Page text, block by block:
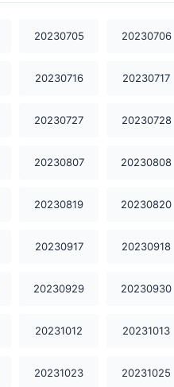
20230705 20230706
20230716 20230717
20230727 20230728
20230807 20230808
20230819 20230820
20230917 20230918
20230929 20230930
20231012 20231013
20231023 20231025